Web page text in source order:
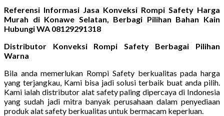
Referensi Informasi Jasa Konveksi Rompi Safety Harga
Murah di Konawe Selatan, Berbagi Pilihan Bahan Kain
Hubungi WA 08129291318
Distributor Konveksi Rompi Safety Berbagai Pilihan
Warna
Bila anda memerlukan Rompi Safety berkualitas pada harga
yang terjangkau, Kami bisa jadi solusi terbaik buat anda pilih.
Kami ialah distributor alat safety paling dipercaya di Indonesia
yang sudah jadi mitra banyak perusahaan dalam penyediaan
produk alat safety berkualitas untuk bermacam keperluan.